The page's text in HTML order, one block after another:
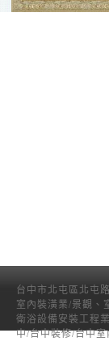
台中市北屯區北屯
室內裝潢業/景觀、
衛浴設備安裝工程
中/台中裝修/台中